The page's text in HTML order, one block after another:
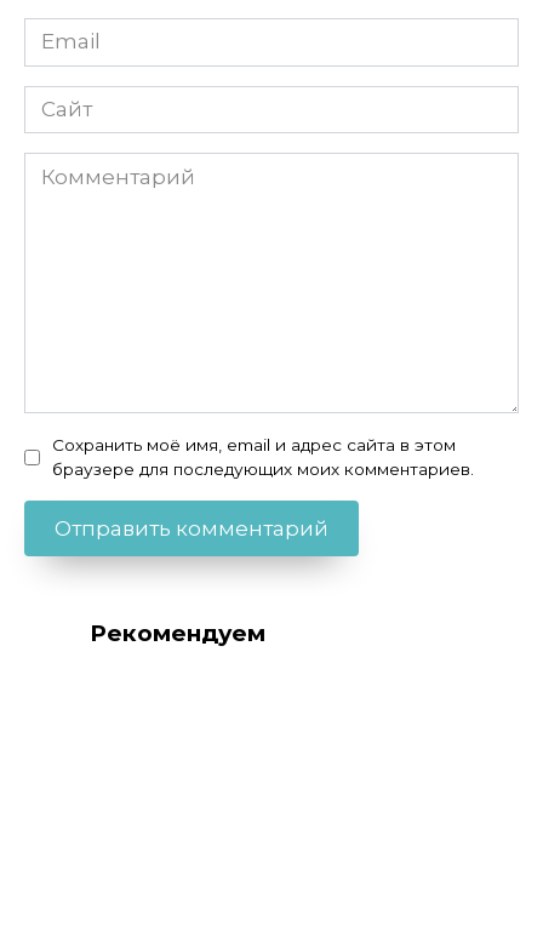
Email
Сайт
Комментарий
Сохранить моё имя, email и адрес сайта в этом
браузере для последующих моих комментариев.
Рекомендуем